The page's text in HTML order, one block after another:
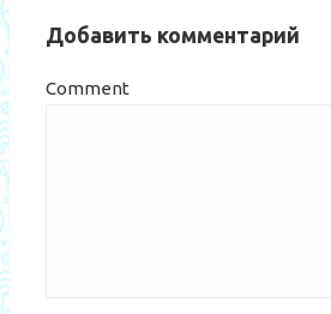
Добавить комментарий
Comment